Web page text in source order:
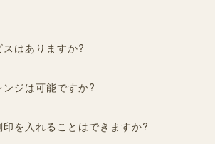
はありますか?
ジは可能ですか?
を入れることはできますか?